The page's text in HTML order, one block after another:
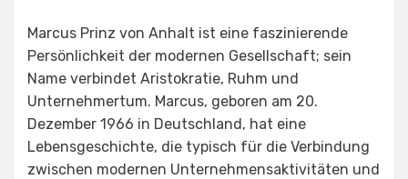
Marcus Prinz von Anhalt ist eine faszinierende
Persönlichkeit der modernen Gesellschaft; sein
Name verbindet Aristokratie, Ruhm und
Unternehmertum. Marcus, geboren am 20.
Dezember 1966 in Deutschland, hat eine
Lebensgeschichte, die typisch für die Verbindung
zwischen modernen Unternehmensaktivitäten und